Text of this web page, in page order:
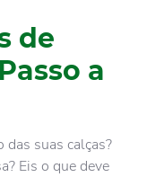
de
a
suas calças?
Eis o que deve